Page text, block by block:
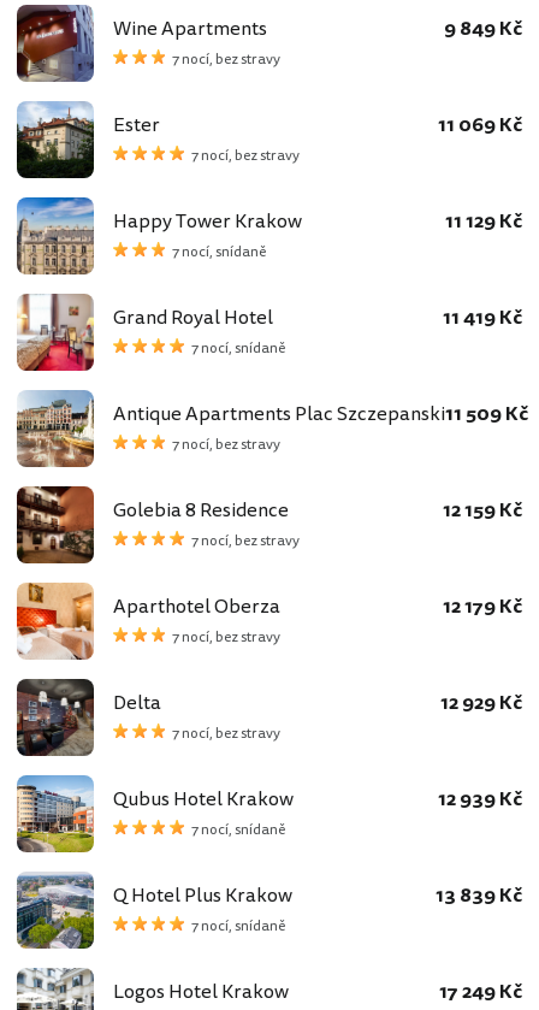
Wine Apartments
7 nocí, bez stravy
9 849 Kč
Ester
7 nocí, bez stravy
11 069 Kč
Happy Tower Krakow
7 nocí, snídaně
11 129 Kč
Grand Royal Hotel
7 nocí, snídaně
11 419 Kč
Antique Apartments Plac Szczepanski
7 nocí, bez stravy
11 509 Kč
Golebia 8 Residence
7 nocí, bez stravy
12 159 Kč
Aparthotel Oberza
7 nocí, bez stravy
12 179 Kč
Delta
7 nocí, bez stravy
12 929 Kč
Qubus Hotel Krakow
7 nocí, snídaně
12 939 Kč
Q Hotel Plus Krakow
7 nocí, snídaně
13 839 Kč
Logos Hotel Krakow 17 249 Kč